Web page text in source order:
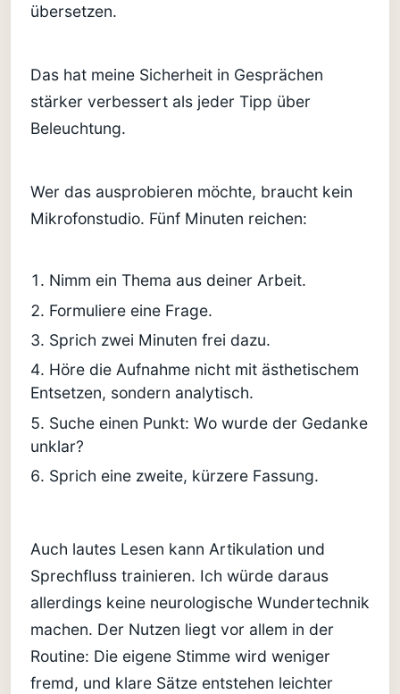
übersetzen.
Das hat meine Sicherheit in Gesprächen
stärker verbessert als jeder Tipp über
Beleuchtung.
Wer das ausprobieren möchte, braucht kein
Mikrofonstudio. Fünf Minuten reichen:
Nimm ein Thema aus deiner Arbeit.
Formuliere eine Frage.
Sprich zwei Minuten frei dazu.
Höre die Aufnahme nicht mit ästhetischem
Entsetzen, sondern analytisch.
Suche einen Punkt: Wo wurde der Gedanke
unklar?
Sprich eine zweite, kürzere Fassung.
Auch lautes Lesen kann Artikulation und
Sprechfluss trainieren. Ich würde daraus
allerdings keine neurologische Wundertechnik
machen. Der Nutzen liegt vor allem in der
Routine: Die eigene Stimme wird weniger
fremd, und klare Sätze entstehen leichter